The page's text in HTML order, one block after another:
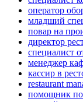
оператор
младший
повар на
директор
специалист
менеджер
кассир в
restaurant
помощник